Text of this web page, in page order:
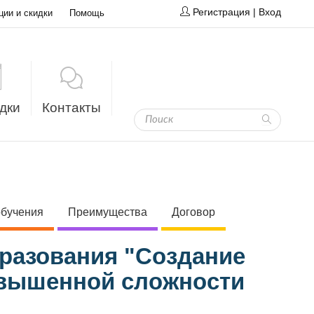
и скидки Помощь Регистрация | Вход
Контакты
Преимущества Договор
"Создание
сложности